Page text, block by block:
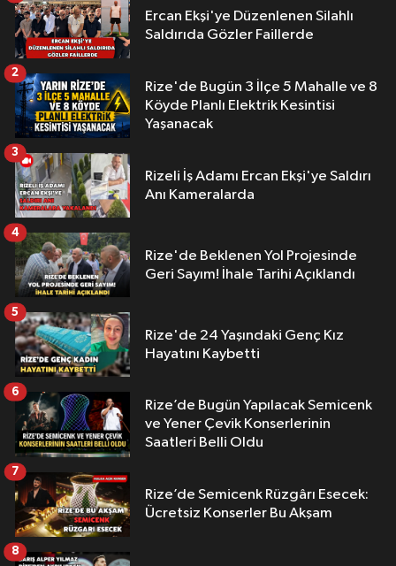
Ercan Ekşi'ye Düzenlenen Silahlı
Saldırıda Gözler Faillerde
Rize'de Bugün 3 İlçe 5 Mahalle ve 8
Köyde Planlı Elektrik Kesintisi
Yaşanacak
2
Rizeli İş Adamı Ercan Ekşi'ye Saldırı
Anı Kameralarda
3
Rize'de Beklenen Yol Projesinde
Geri Sayım! İhale Tarihi Açıklandı
4
Rize'de 24 Yaşındaki Genç Kız
Hayatını Kaybetti
5
Rize’de Bugün Yapılacak Semicenk
ve Yener Çevik Konserlerinin
Saatleri Belli Oldu
6
Rize’de Semicenk Rüzgârı Esecek:
Ücretsiz Konserler Bu Akşam
7
8